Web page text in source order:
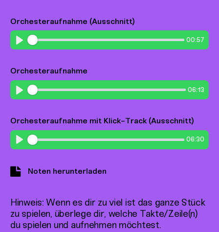
Orchesteraufnahme (Ausschnitt)
Play
00:57
Orchesteraufnahme
Play
06:13
Orchesteraufnahme mit Klick-Track (Ausschnitt)
Play
06:30
Noten herunterladen
Hinweis: Wenn es dir zu viel ist das ganze Stück
zu spielen, überlege dir, welche Takte/Zeile(n)
du spielen und aufnehmen möchtest.